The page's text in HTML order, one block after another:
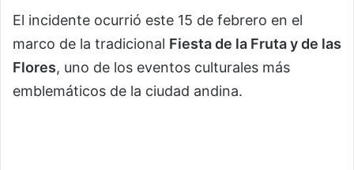
El incidente ocurrió este 15 de febrero en el
marco de la tradicional Fiesta de la Fruta y de las
Flores, uno de los eventos culturales más
emblemáticos de la ciudad andina.